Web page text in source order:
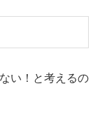
い！と考えるの